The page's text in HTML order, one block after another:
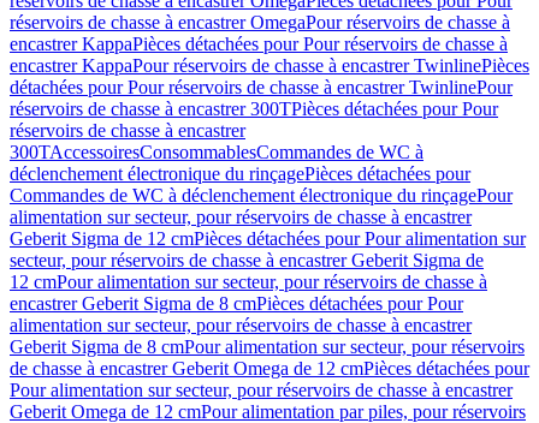
réservoirs de chasse à encastrer OmegaPour réservoirs de chasse à
encastrer KappaPièces détachées pour Pour réservoirs de chasse à
encastrer KappaPour réservoirs de chasse à encastrer TwinlinePièces
détachées pour Pour réservoirs de chasse à encastrer TwinlinePour
réservoirs de chasse à encastrer 300TPièces détachées pour Pour
réservoirs de chasse à encastrer
300TAccessoiresConsommablesCommandes de WC à
déclenchement électronique du rinçagePièces détachées pour
Commandes de WC à déclenchement électronique du rinçagePour
alimentation sur secteur, pour réservoirs de chasse à encastrer
Geberit Sigma de 12 cmPièces détachées pour Pour alimentation sur
secteur, pour réservoirs de chasse à encastrer Geberit Sigma de
12 cmPour alimentation sur secteur, pour réservoirs de chasse à
encastrer Geberit Sigma de 8 cmPièces détachées pour Pour
alimentation sur secteur, pour réservoirs de chasse à encastrer
Geberit Sigma de 8 cmPour alimentation sur secteur, pour réservoirs
de chasse à encastrer Geberit Omega de 12 cmPièces détachées pour
Pour alimentation sur secteur, pour réservoirs de chasse à encastrer
Geberit Omega de 12 cmPour alimentation par piles, pour réservoirs